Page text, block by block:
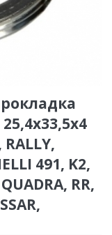
RALLY,
491, K2,
RR,